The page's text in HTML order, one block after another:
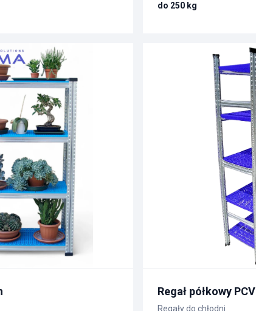
do 250 kg
Regał półkowy PCV
Regały do chłodni